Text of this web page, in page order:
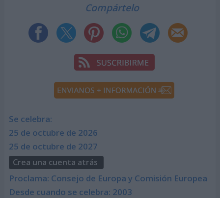
Compártelo
Se celebra:
25 de octubre de 2026
25 de octubre de 2027
Crea una cuenta atrás
Proclama: Consejo de Europa y Comisión Europea
Desde cuando se celebra: 2003